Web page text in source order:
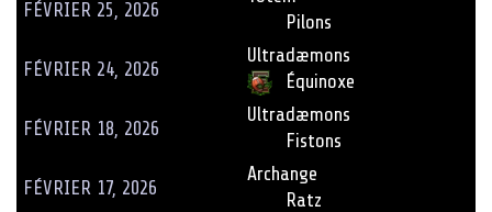
FÉVRIER 25, 2026
Pilons
FÉVRIER 24, 2026
Ultradæmons
Équinoxe
FÉVRIER 18, 2026
Ultradæmons
Fistons
FÉVRIER 17, 2026
Archange
Ratz